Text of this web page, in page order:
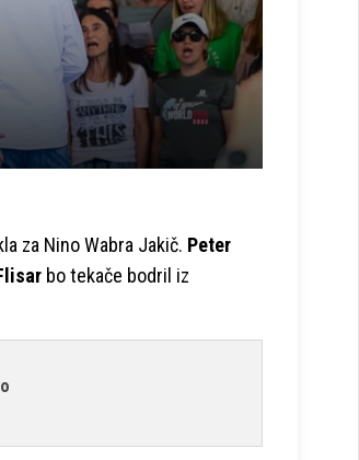
za Nino Wabra Jakič. Peter
bo tekače bodril iz